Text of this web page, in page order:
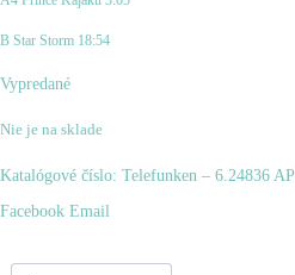
B Star Storm 18:54
Vypredané
Nie je na sklade
Katalógové číslo: Telefunken ‎– 6.24836 AP
Zdieľať
Facebook Email